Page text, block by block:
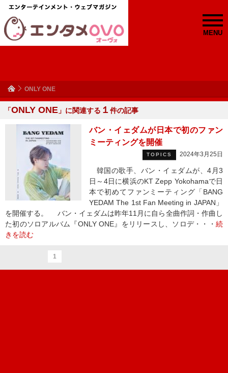
MENU
ONLY ONE
「ONLY ONE 」に関連する １ 件の記事
バン・イェダムが日本で初のファン
ミーティングを開催
TOPICS 2024年3月25日
韓国の歌手、バン・イェダムが、4月3
日～4日に横浜のKT Zepp Yokohamaで日
本で初めてファンミーティング「BANG
YEDAM The 1st Fan Meeting in JAPAN」
を開催する。 バン・イェダムは昨年11月に自ら全曲作詞・作曲し
た初のソロアルバム『ONLY ONE』をリリースし、ソロデ・・・ 続
きを読む
1